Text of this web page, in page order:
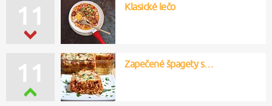
11 Klasické lečo
11 Zapečené špagety s…